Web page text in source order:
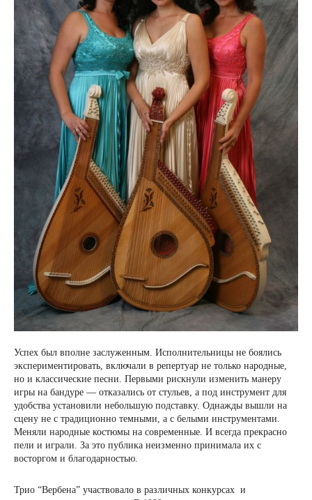
Успех был вполне заслуженным. Исполнительницы не боялись
экспериментировать, включали в репертуар не только народные,
но и классические песни. Первыми рискнули изменить манеру
игры на бандуре — отказались от стульев, а под инструмент для
удобства установили небольшую подставку. Однажды вышли на
сцену не с традиционно темными, а с белыми инструментами.
Меняли народные костюмы на современные. И всегда прекрасно
пели и играли. За это публика неизменно принимала их с
восторгом и благодарностью.
Трио “Вербена” участвовало в различных конкурсах и